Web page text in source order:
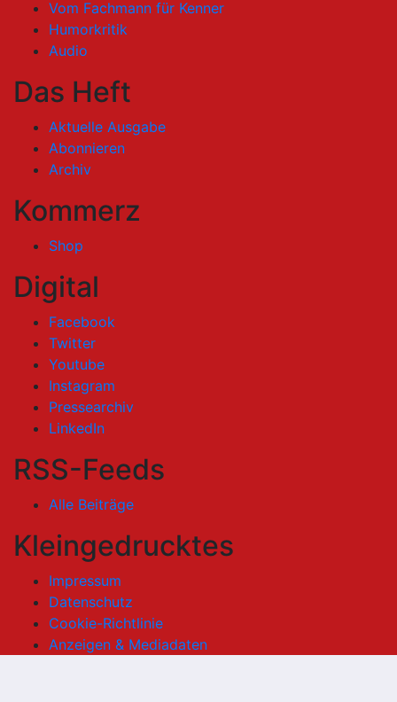
Vom Fachmann für Kenner
Humorkritik
Audio
Das Heft
Aktuelle Ausgabe
Abonnieren
Archiv
Kommerz
Shop
Digital
Facebook
Twitter
Youtube
Instagram
Pressearchiv
LinkedIn
RSS-Feeds
Alle Beiträge
Kleingedrucktes
Impressum
Datenschutz
Cookie-Richtlinie
Anzeigen & Mediadaten